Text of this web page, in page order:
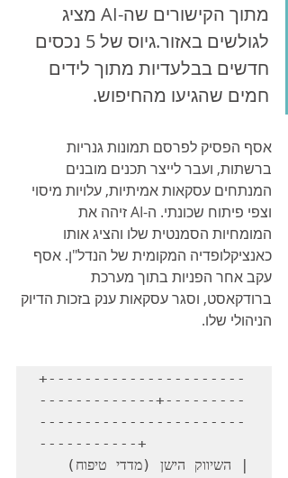
מתוך הקישורים שה-AI מציג
לגולשים באזור.גיוס של 5 נכסים
חדשים בבלעדיות מתוך לידים
חמים שהגיעו מהחיפוש.
אסף הפסיק לפרסם תמונות גנריות
ברשתות, ועבר לייצר תכנים מובנים
המנתחים עסקאות אמיתיות, עלויות מיסוי
וצפי פיתוח שכונתי. ה-AI זיהה את
המומחיות הסמנטית שלו והציג אותו
כאנציקלופדיה המקומית של הנדל"ן. אסף
עקב אחר הפניות בתוך מערכת
ברודקאסט, וסגר עסקאות ענק בזכות הדיוק
הניהולי שלו.
+----------------------
-------------+---------
-----------------------
-----------+